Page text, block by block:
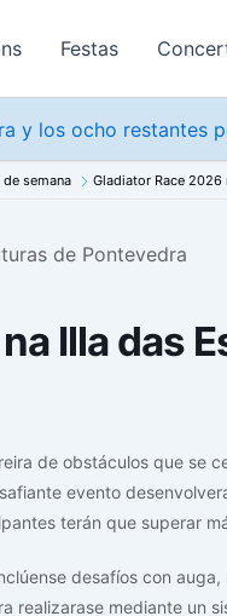
Festas
y los ocho restantes
de semana Gladiator Race 2026
Illa das
de obstáculos que se
evento
terán que superar
desafíos con
realizarase mediante un